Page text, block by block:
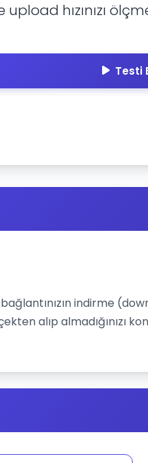
hızınızı
Testi
indirme
alıp almadığınızı